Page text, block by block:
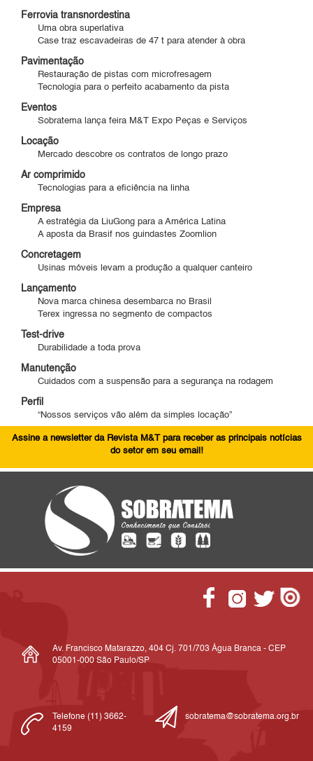
Ferrovia transnordestina
Uma obra superlativa
Case traz escavadeiras de 47 t para atender à obra
Pavimentação
Restauração de pistas com microfresagem
Tecnologia para o perfeito acabamento da pista
Eventos
Sobratema lança feira M&T Expo Peças e Serviços
Locação
Mercado descobre os contratos de longo prazo
Ar comprimido
Tecnologias para a eficiência na linha
Empresa
A estratégia da LiuGong para a América Latina
A aposta da Brasif nos guindastes Zoomlion
Concretagem
Usinas móveis levam a produção a qualquer canteiro
Lançamento
Nova marca chinesa desembarca no Brasil
Terex ingressa no segmento de compactos
Test-drive
Durabilidade a toda prova
Manutenção
Cuidados com a suspensão para a segurança na rodagem
Perfil
“Nossos serviços vão além da simples locação”
Assine a newsletter da Revista M&T para receber as principais notícias
do setor em seu email!
Av. Francisco Matarazzo, 404 Cj. 701/703 Água Branca - CEP
05001-000 São Paulo/SP
Telefone (11) 3662-
4159
sobratema@sobratema.org.br